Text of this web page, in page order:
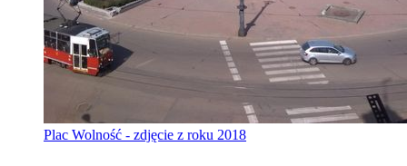
Plac Wolność - zdjęcie z roku 2018